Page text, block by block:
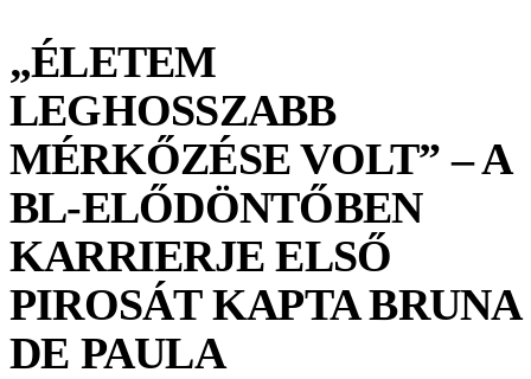
„ÉLETEM
LEGHOSSZABB
MÉRKŐZÉSE VOLT” – A
BL-ELŐDÖNTŐBEN
KARRIERJE ELSŐ
PIROSÁT KAPTA BRUNA
DE PAULA